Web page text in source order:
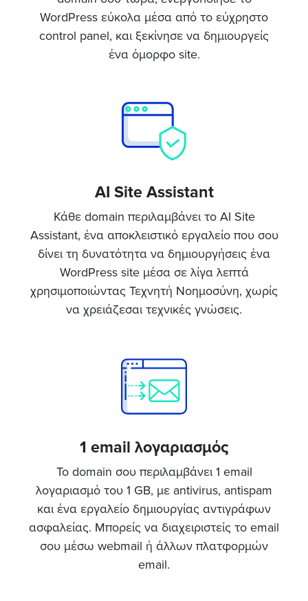
WordPress εύκολα μέσα από το εύχρηστο
control panel, και ξεκίνησε να δημιουργείς
ένα όμορφο site.
AI Site Assistant
Κάθε domain περιλαμβάνει το AI Site
Assistant, ένα αποκλειστικό εργαλείο που σου
δίνει τη δυνατότητα να δημιουργήσεις ένα
WordPress site μέσα σε λίγα λεπτά
χρησιμοποιώντας Τεχνητή Νοημοσύνη, χωρίς
να χρειάζεσαι τεχνικές γνώσεις.
1 email λογαριασμός
Το domain σου περιλαμβάνει 1 email
λογαριασμό του 1 GB, με antivirus, antispam
και ένα εργαλείο δημιουργίας αντιγράφων
ασφαλείας. Μπορείς να διαχειριστείς το email
σου μέσω webmail ή άλλων πλατφορμών
email.